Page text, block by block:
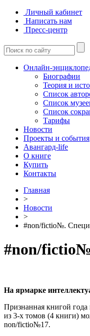
Личный кабинет
Написать нам
Пресс-центр
Онлайн-
Биографии
Теория и
Список
Список
Список
Тарифы
Новости
Проекты и события
Авангард-life
О книге
Купить
Контакты
Главная
>
Новости
>
#non/fictio№.
#non/
На ярмарке
Признанная книгой
из 3-х томов (4 книги)
non/fictio№17.